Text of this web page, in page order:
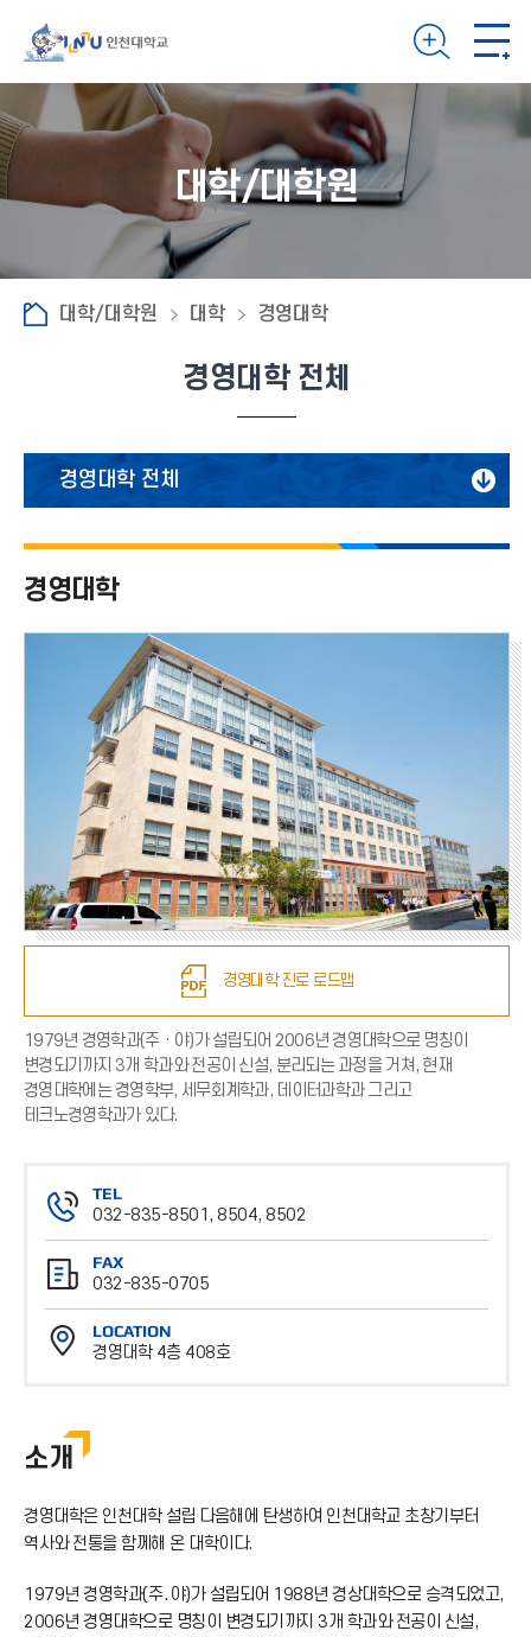
대학/대학원
대학/대학원 대학 경영대학
경영대학 전체
경영대학 전체
경영학부
데이터과학과
세무회계학과
테크노경영학과
경영대학 진로 로드맵
경영대학
1979년 경영학과(주ㆍ야)가 설립되어 2006년 경영대학으로 명칭이
변경되기까지 3개 학과와 전공이 신설, 분리되는 과정을 거쳐, 현재
경영대학에는 경영학부, 세무회계학과, 데이터과학과 그리고
테크노경영학과가 있다.
TEL
032-835-8501, 8504, 8502
전
화
번
호
FAX
032-835-0705
팩
스
번
LOCATION
경영대학 4층 408호
소개
경영대학은 인천대학 설립 다음해에 탄생하여 인천대학교 초창기부터
역사와 전통을 함께해 온 대학이다.
1979년 경영학과(주․야)가 설립되어 1988년 경상대학으로 승격되었고,
2006년 경영대학으로 명칭이 변경되기까지 3개 학과와 전공이 신설,